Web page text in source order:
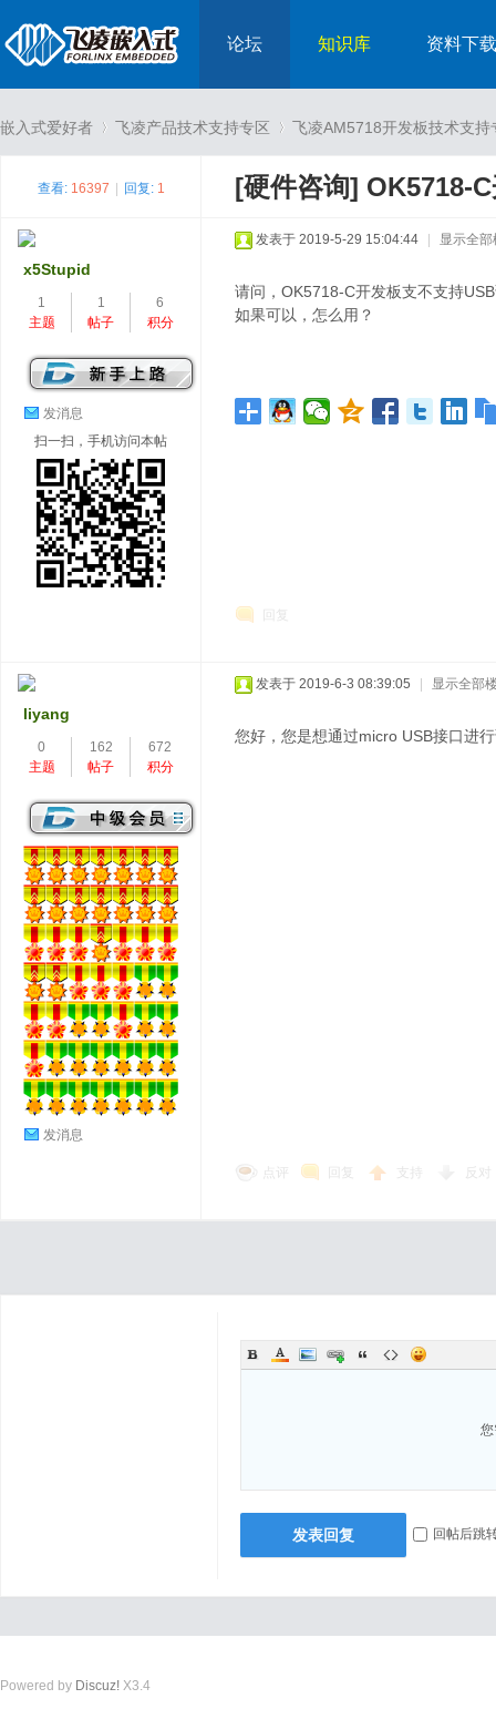
论坛 知识库 资料下载
嵌入式爱好者 飞凌产品技术支持专区 飞凌AM5718开发板技术支持
查看: 16397 回复: 1 [硬件咨询] OK5718-
x5Stupid
1
主题
1
帖子
6
积分
发消息
扫一扫，手机访问本帖
发表于 2019-5-29 15:04:44 显示全部
请问，OK5718-C开发板支不支持
如果可以，怎么用？
回复
liyang
0
主题
162
帖子
672
积分
发消息
发表于 2019-6-3 08:39:05 显示全部
您好，您是想通过micro USB接口进
点评 回复 支持 反对
发表回复 回帖后跳
Powered by Discuz! X3.4